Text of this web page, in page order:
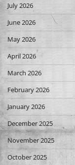
July 2026
June 2026
May 2026
April 2026
March 2026
February 2026
January 2026
December 2025
November 2025
October 2025